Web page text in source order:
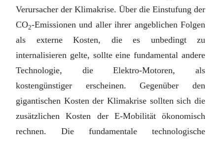
Verursacher der Klimakrise. Über die Einstufung der
CO2-Emissionen und aller ihrer angeblichen Folgen
als externe Kosten, die es unbedingt zu
internalisieren gelte, sollte eine fundamental andere
Technologie, die Elektro-Motoren, als
kostengünstiger erscheinen. Gegenüber den
gigantischen Kosten der Klimakrise sollten sich die
zusätzlichen Kosten der E-Mobilität ökonomisch
rechnen. Die fundamentale technologische